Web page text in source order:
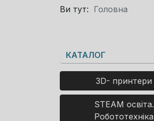
Ви тут: Головна
КАТАЛОГ
3D- принтери
STEAM освіта.
Робототехніка